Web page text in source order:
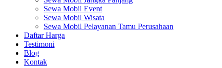
Sewa Mobil Event
Sewa Mobil Wisata
Sewa Mobil Pelayanan Tamu Perusahaan
Daftar Harga
Testimoni
Blog
Kontak